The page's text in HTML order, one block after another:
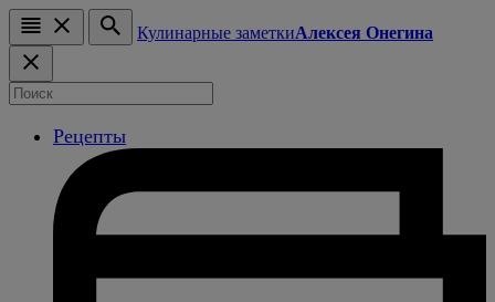
Кулинарные заметкиАлексея Онегина
Рецепты